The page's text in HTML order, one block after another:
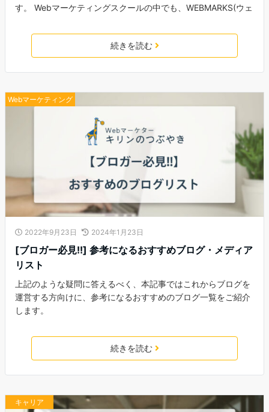
す。 Webマーケティングスクールの中でも、WEBMARKS(ウェ
続きを読む
Webマーケティング
2022年9月23日 2024年1月23日
[ブロガー必見!!] 参考になるおすすめブログ・メディア
リスト
上記のような疑問に答えるべく、本記事ではこれからブログを
運営する方向けに、参考になるおすすめのブログ一覧をご紹介
します。
続きを読む
キャリア